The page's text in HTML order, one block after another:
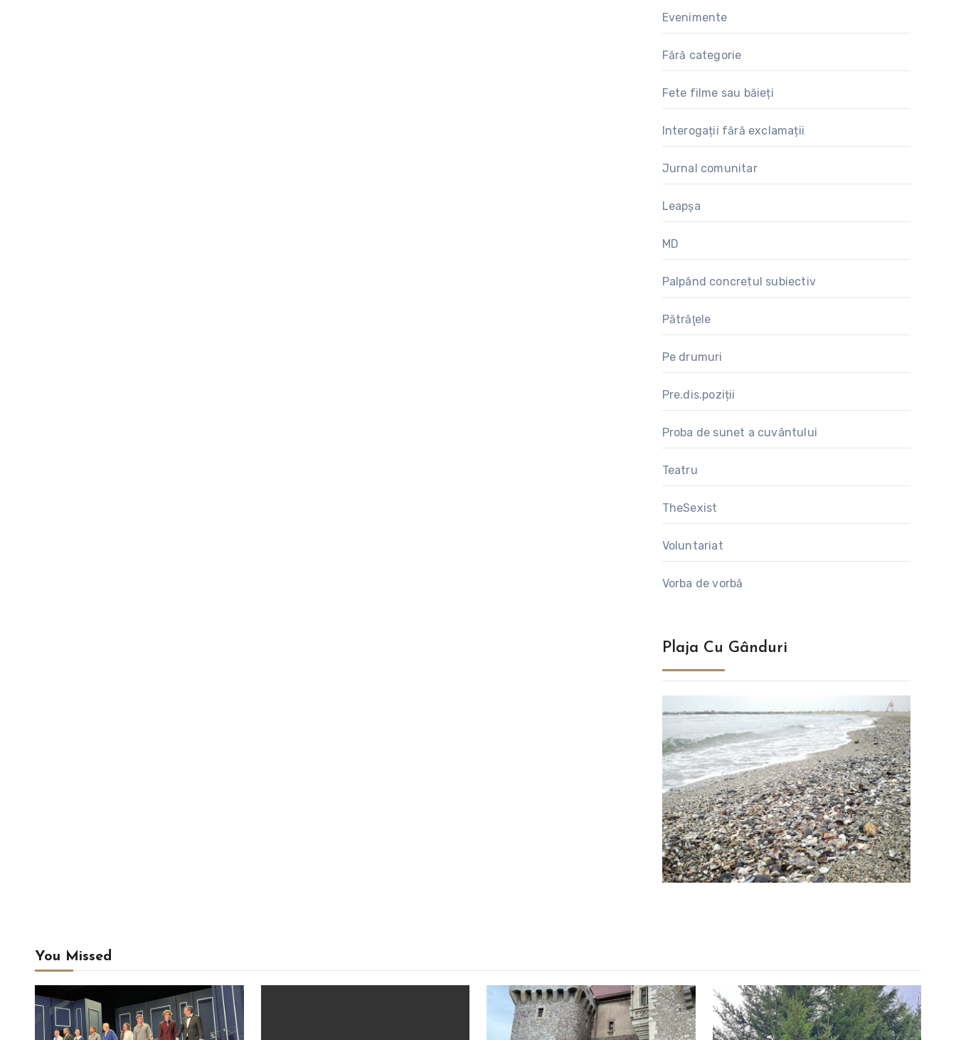
Evenimente
Fără categorie
Fete filme sau băieți
Interogații fără exclamații
Jurnal comunitar
Leapșa
MD
Palpând concretul subiectiv
Pătrăţele
Pe drumuri
Pre.dis.poziții
Proba de sunet a cuvântului
Teatru
TheSexist
Voluntariat
Vorba de vorbă
Plaja Cu Gânduri
You Missed